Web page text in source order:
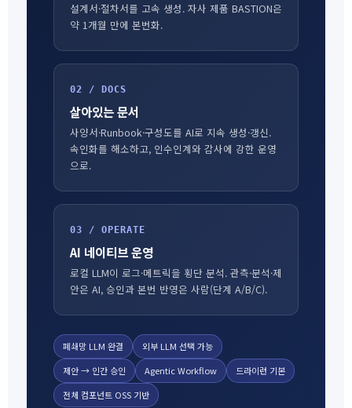
설계서·절차서를 고속 생성. 자사 제품 BASTION은
약 1개월 만에 본번화.
02 / DOCS
살아있는 문서
사양서·Runbook·구성도를 AI로 지속 생성·갱신.
속인화를 해소하고, 인수인계와 감사에 강한 운영
으로.
03 / OPERATE
AI 네이티브 운영
로컬 LLM이 로그·메트릭을 횡단 분석. 관측·분석·제
안은 AI, 승인과 본번 반영은 사람(단계 A/B/C).
폐쇄망 LLM 완결
외부 LLM 선택 가능
제안 → 인간 승인
Agentic Workflow
드라이런 기본
전체 컴포넌트 OSS 기반